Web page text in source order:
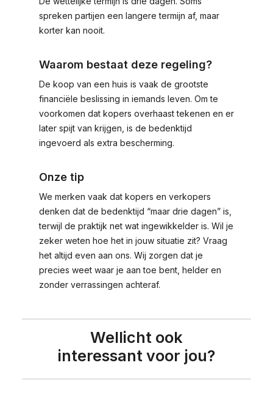
spreken partijen een langere termijn af, maar
korter kan nooit.
Waarom bestaat deze regeling?
De koop van een huis is vaak de grootste
financiële beslissing in iemands leven. Om te
voorkomen dat kopers overhaast tekenen en er
later spijt van krijgen, is de bedenktijd
ingevoerd als extra bescherming.
Onze tip
We merken vaak dat kopers en verkopers
denken dat de bedenktijd “maar drie dagen” is,
terwijl de praktijk net wat ingewikkelder is. Wil je
zeker weten hoe het in jouw situatie zit? Vraag
het altijd even aan ons. Wij zorgen dat je
precies weet waar je aan toe bent, helder en
zonder verrassingen achteraf.
Wellicht ook
interessant voor jou?